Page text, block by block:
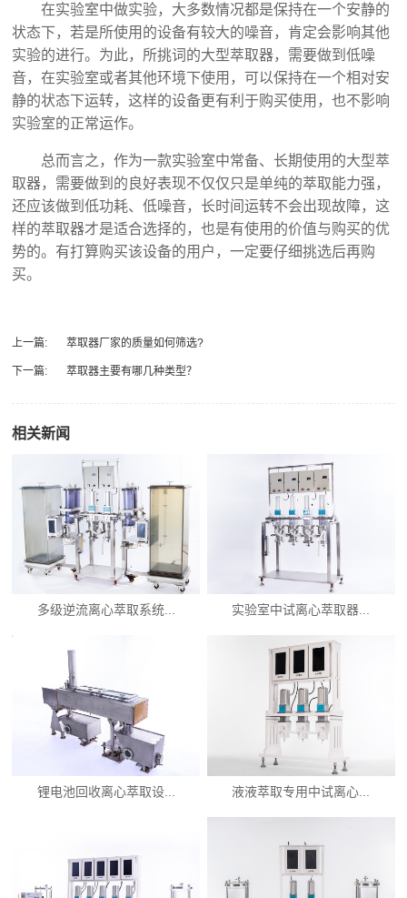
在实验室中做实验，大多数情况都是保持在一个安静的
状态下，若是所使用的设备有较大的噪音，肯定会影响其他
实验的进行。为此，所挑词的大型萃取器，需要做到低噪
音，在实验室或者其他环境下使用，可以保持在一个相对安
静的状态下运转，这样的设备更有利于购买使用，也不影响
实验室的正常运作。
总而言之，作为一款实验室中常备、长期使用的大型萃
取器，需要做到的良好表现不仅仅只是单纯的萃取能力强，
还应该做到低功耗、低噪音，长时间运转不会出现故障，这
样的萃取器才是适合选择的，也是有使用的价值与购买的优
势的。有打算购买该设备的用户，一定要仔细挑选后再购
买。
上一篇: 萃取器厂家的质量如何筛选?
下一篇: 萃取器主要有哪几种类型？
相关新闻
多级逆流离心萃取系统... 实验室中试离心萃取器...
锂电池回收离心萃取设... 液液萃取专用中试离心...